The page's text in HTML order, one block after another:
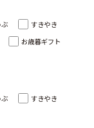
すきやき
お歳暮ギフト
すきやき